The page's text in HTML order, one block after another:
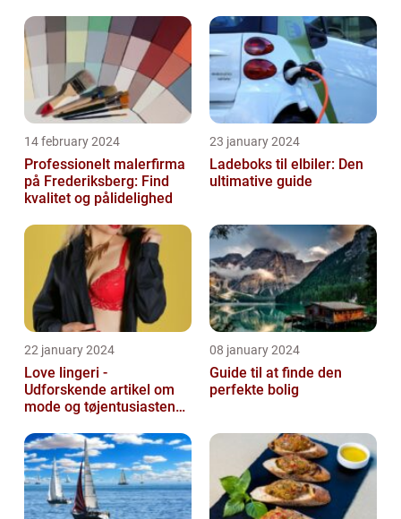
14 february 2024
Professionelt malerfirma
på Frederiksberg: Find
kvalitet og pålidelighed
23 january 2024
Ladeboks til elbiler: Den
ultimative guide
22 january 2024
Love lingeri -
Udforskende artikel om
mode og tøjentusiastens
08 january 2024
Guide til at finde den
perfekte bolig